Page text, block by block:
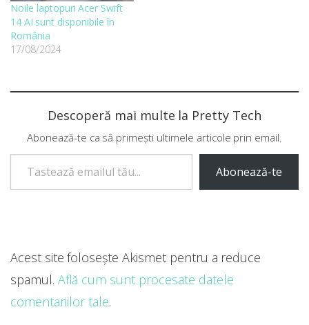
Noile laptopuri Acer Swift
14 AI sunt disponibile în
România
17/08/2024
Descoperă mai multe la Pretty Tech
Abonează-te ca să primești ultimele articole prin email.
Tastează emailul tău...
Abonează-te
Acest site folosește Akismet pentru a reduce
spamul. Află cum sunt procesate datele
comentariilor tale.